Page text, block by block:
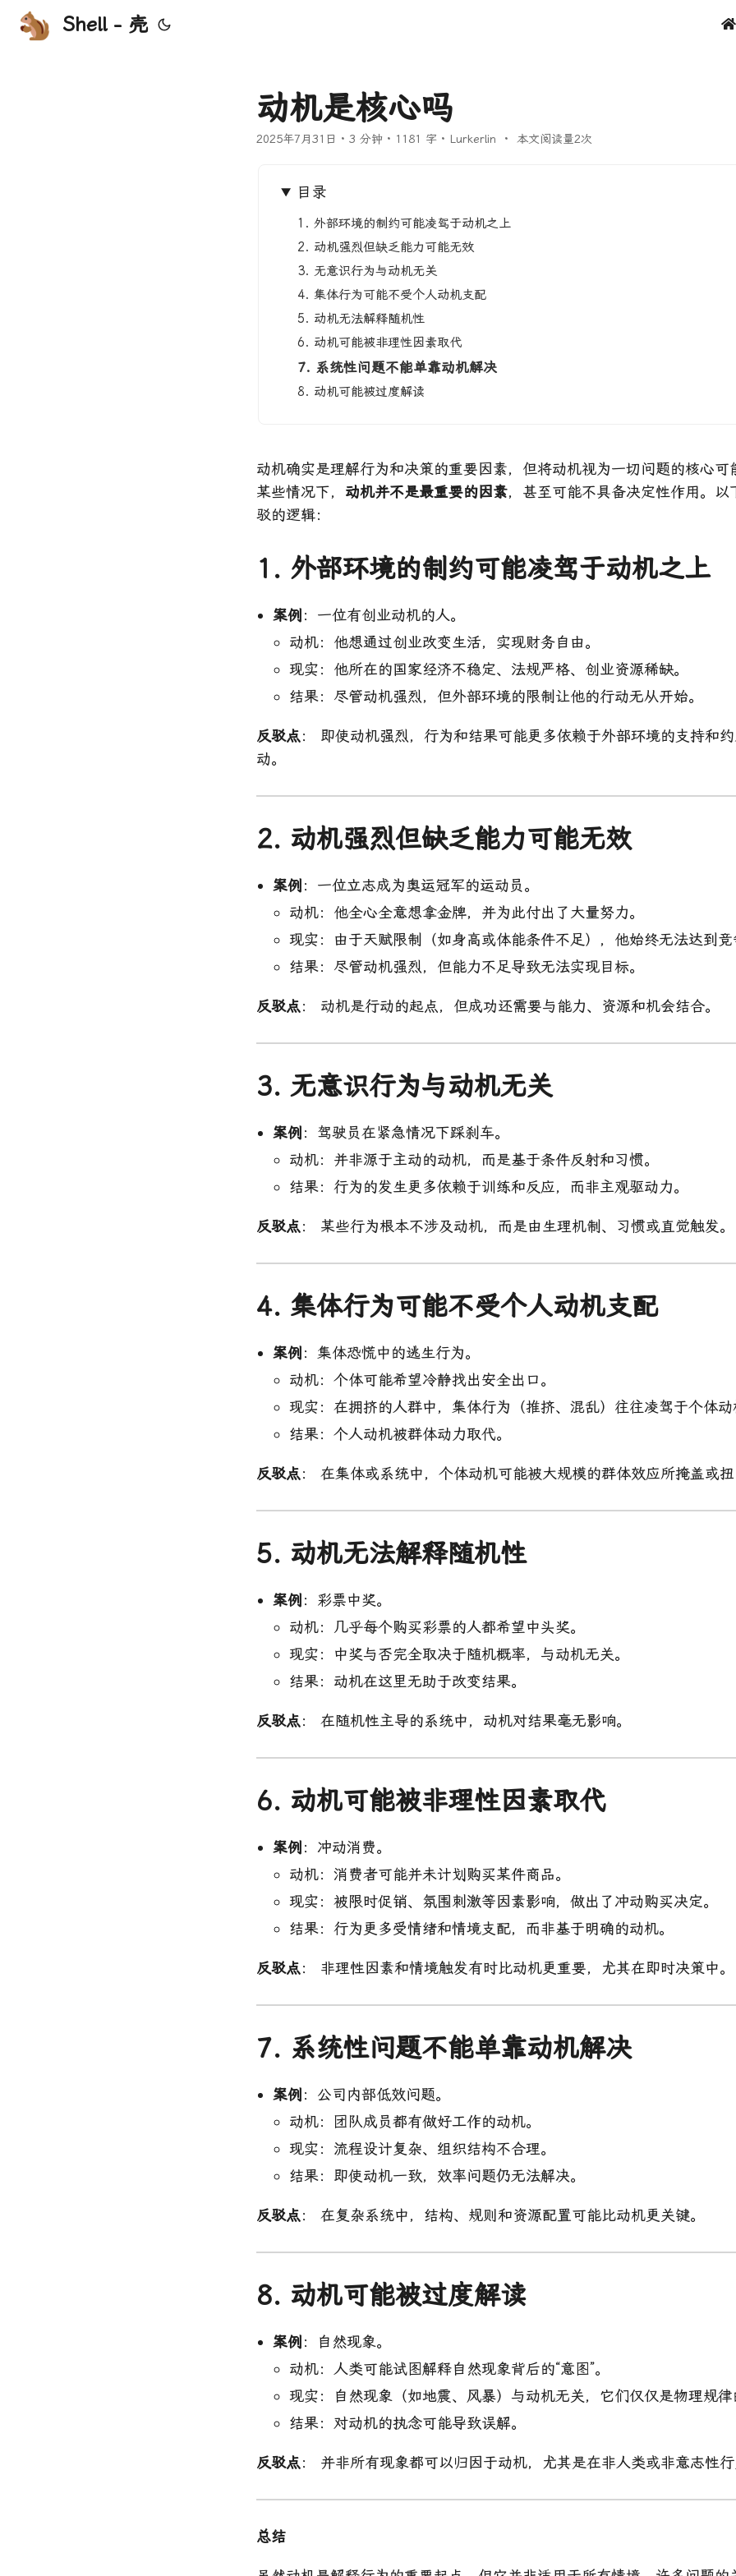
Shell - 壳
动机是核心吗
2025年7月31日 · 3 分钟 · 1181 字 · Lurkerlin · 本文阅读量2次
目录
1. 外部环境的制约可能凌驾于动机之上
2. 动机强烈但缺乏能力可能无效
3. 无意识行为与动机无关
4. 集体行为可能不受个人动机支配
5. 动机无法解释随机性
6. 动机可能被非理性因素取代
7. 系统性问题不能单靠动机解决
8. 动机可能被过度解读
动机确实是理解行为和决策的重要因素，但将动机视为一切问题的核心可
某些情况下， 动机并不是最重要的因素，甚至可能不具备决定性作用。以
驳的逻辑：
1. 外部环境的制约可能凌驾于动机之上
案例 ：一位有创业动机的人。
动机：他想通过创业改变生活，实现财务自由。
现实：他所在的国家经济不稳定、法规严格、创业资源稀缺。
结果：尽管动机强烈，但外部环境的限制让他的行动无从开始。
反驳点： 即使动机强烈，行为和结果可能更多依赖于外部环境的支持和
动。
2. 动机强烈但缺乏能力可能无效
案例 ：一位立志成为奥运冠军的运动员。
动机：他全心全意想拿金牌，并为此付出了大量努力。
现实：由于天赋限制（如身高或体能条件不足），他始终无法达到
结果：尽管动机强烈，但能力不足导致无法实现目标。
反驳点： 动机是行动的起点，但成功还需要与能力、资源和机会结合。
3. 无意识行为与动机无关
案例 ：驾驶员在紧急情况下踩刹车。
动机：并非源于主动的动机，而是基于条件反射和习惯。
结果：行为的发生更多依赖于训练和反应，而非主观驱动力。
反驳点： 某些行为根本不涉及动机，而是由生理机制、习惯或直觉触发。
4. 集体行为可能不受个人动机支配
案例 ：集体恐慌中的逃生行为。
动机：个体可能希望冷静找出安全出口。
现实：在拥挤的人群中，集体行为（推挤、混乱）往往凌驾于个体
结果：个人动机被群体动力取代。
反驳点： 在集体或系统中，个体动机可能被大规模的群体效应所掩盖或
5. 动机无法解释随机性
案例 ：彩票中奖。
动机：几乎每个购买彩票的人都希望中头奖。
现实：中奖与否完全取决于随机概率，与动机无关。
结果：动机在这里无助于改变结果。
反驳点： 在随机性主导的系统中，动机对结果毫无影响。
6. 动机可能被非理性因素取代
案例 ：冲动消费。
动机：消费者可能并未计划购买某件商品。
现实：被限时促销、氛围刺激等因素影响，做出了冲动购买决定。
结果：行为更多受情绪和情境支配，而非基于明确的动机。
反驳点： 非理性因素和情境触发有时比动机更重要，尤其在即时决策中。
7. 系统性问题不能单靠动机解决
案例 ：公司内部低效问题。
动机：团队成员都有做好工作的动机。
现实：流程设计复杂、组织结构不合理。
结果：即使动机一致，效率问题仍无法解决。
反驳点： 在复杂系统中，结构、规则和资源配置可能比动机更关键。
8. 动机可能被过度解读
案例 ：自然现象。
动机：人类可能试图解释自然现象背后的“意图”。
现实：自然现象（如地震、风暴）与动机无关，它们仅仅是物理规
结果：对动机的执念可能导致误解。
反驳点： 并非所有现象都可以归因于动机，尤其是在非人类或非意志性
总结